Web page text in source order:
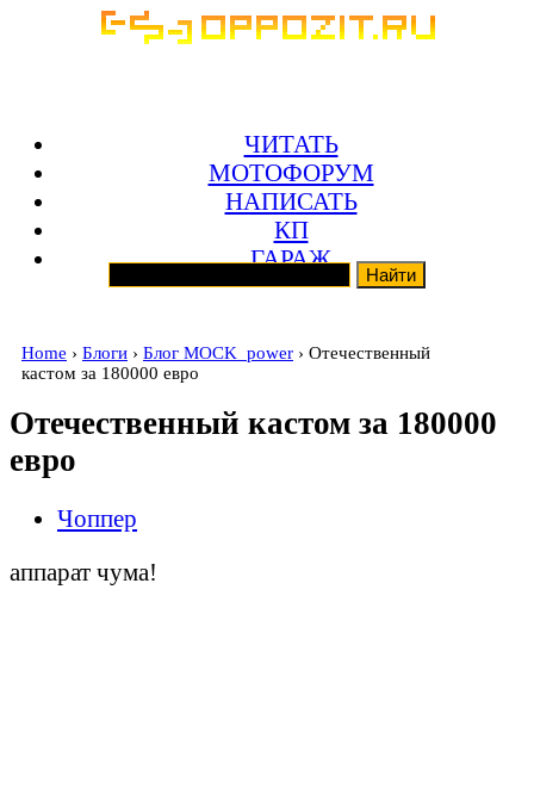
ЧИТАТЬ
МОТОФОРУМ
НАПИСАТЬ
КП
ГАРАЖ
Home › Блоги › Блог MOCK_power › Отечественный
кастом за 180000 евро
Отечественный кастом за 180000
евро
Чоппер
аппарат чума!